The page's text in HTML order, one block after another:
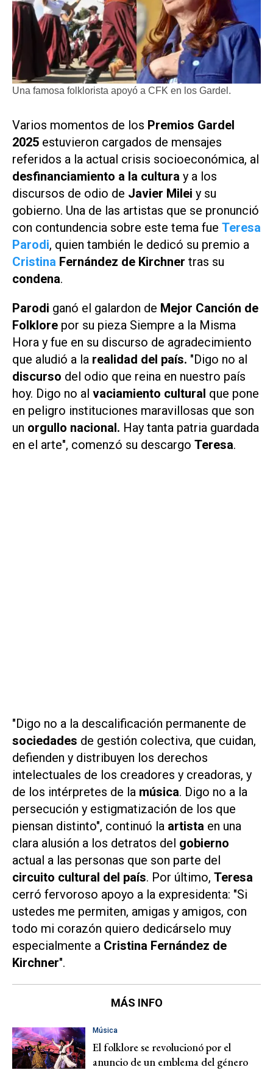
Una famosa folklorista apoyó a CFK en los Gardel.
Varios momentos de los Premios Gardel
2025 estuvieron cargados de mensajes
referidos a la actual crisis socioeconómica, al
desfinanciamiento a la cultura y a los
discursos de odio de Javier Milei y su
gobierno. Una de las artistas que se pronunció
con contundencia sobre este tema fue Teresa
Parodi, quien también le dedicó su premio a
Cristina Fernández de Kirchner tras su
condena.
Parodi ganó el galardon de Mejor Canción de
Folklore por su pieza Siempre a la Misma
Hora y fue en su discurso de agradecimiento
que aludió a la realidad del país. "Digo no al
discurso del odio que reina en nuestro país
hoy. Digo no al vaciamiento cultural que pone
en peligro instituciones maravillosas que son
un orgullo nacional. Hay tanta patria guardada
en el arte", comenzó su descargo Teresa.
"Digo no a la descalificación permanente de
sociedades de gestión colectiva, que cuidan,
defienden y distribuyen los derechos
intelectuales de los creadores y creadoras, y
de los intérpretes de la música. Digo no a la
persecución y estigmatización de los que
piensan distinto", continuó la artista en una
clara alusión a los detratos del gobierno
actual a las personas que son parte del
circuito cultural del país. Por último, Teresa
cerró fervoroso apoyo a la expresidenta: "Si
ustedes me permiten, amigas y amigos, con
todo mi corazón quiero dedicárselo muy
especialmente a Cristina Fernández de
Kirchner".
MÁS INFO
Música
El folklore se revolucionó por el
anuncio de un emblema del género